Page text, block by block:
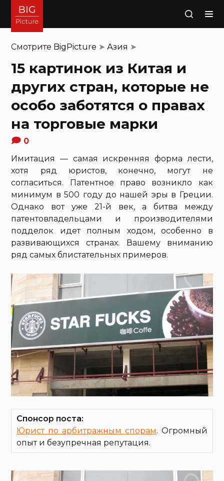
Поиск
Смотрите BigPicture ➤Азия ➤
15 картинок из Китая и
других стран, которые не
особо заботятся о правах
на торговые марки
0
Имитация — самая искренняя форма лести,
хотя ряд юристов, конечно, могут не
согласиться. Патентное право возникло как
минимум в 500 году до нашей эры в Греции.
Однако вот уже 21-й век, а битва между
патентовладельцами и производителями
подделок идет полным ходом, особенно в
развивающихся странах. Вашему вниманию
ряд самых блистательных примеров.
Спонсор поста:
Юрист по арбитражным спорам. Огромный
опыт и безупречная репутация.